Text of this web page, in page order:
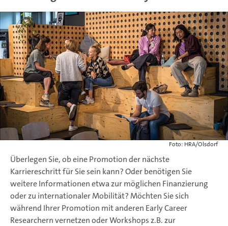
Foto: HRA/Olsdorf
Überlegen Sie, ob eine Promotion der nächste
Karriereschritt für Sie sein kann? Oder benötigen Sie
weitere Informationen etwa zur möglichen Finanzierung
oder zu internationaler Mobilität? Möchten Sie sich
während Ihrer Promotion mit anderen Early Career
Researchern vernetzen oder Workshops z.B. zur